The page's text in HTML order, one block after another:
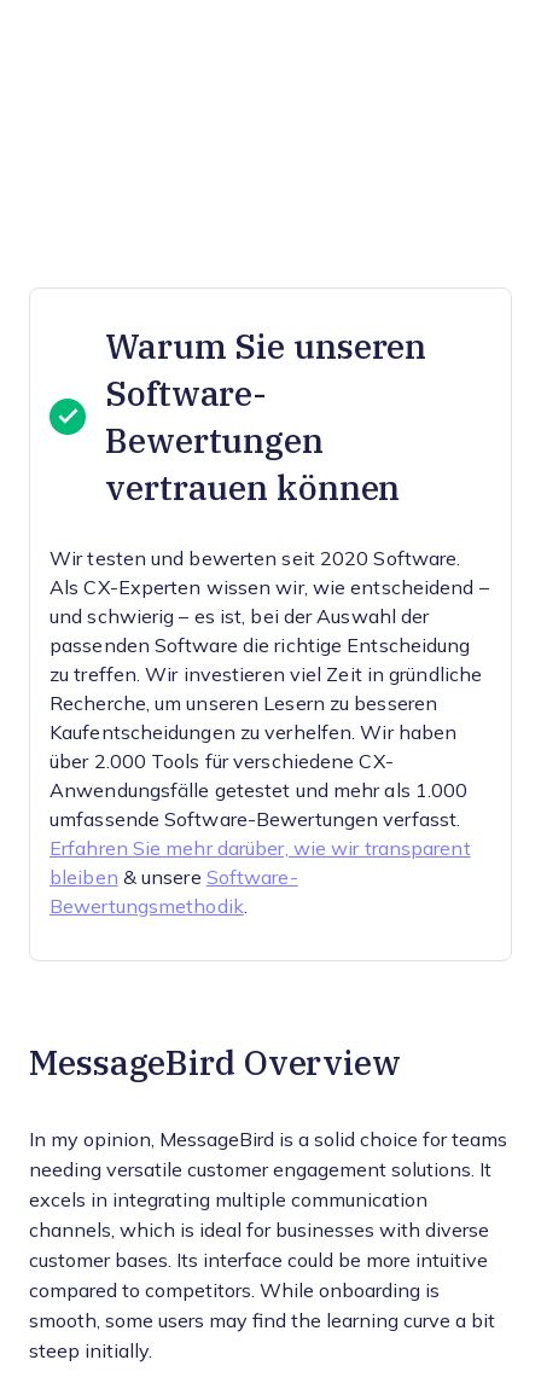
Warum Sie unseren
Software-
Bewertungen
vertrauen können
Wir testen und bewerten seit 2020 Software.
Als CX-Experten wissen wir, wie entscheidend –
und schwierig – es ist, bei der Auswahl der
passenden Software die richtige Entscheidung
zu treffen. Wir investieren viel Zeit in gründliche
Recherche, um unseren Lesern zu besseren
Kaufentscheidungen zu verhelfen. Wir haben
über 2.000 Tools für verschiedene CX-
Anwendungsfälle getestet und mehr als 1.000
umfassende Software-Bewertungen verfasst.
Erfahren Sie mehr darüber, wie wir transparent
bleiben & unsere Software-
Bewertungsmethodik
MessageBird Overview
In my opinion, MessageBird is a solid choice for teams
needing versatile customer engagement solutions. It
excels in integrating multiple communication
channels, which is ideal for businesses with diverse
customer bases. Its interface could be more intuitive
compared to competitors. While onboarding is
smooth, some users may find the learning curve a bit
steep initially.